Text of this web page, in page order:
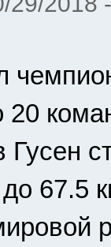
20
Гусен
до